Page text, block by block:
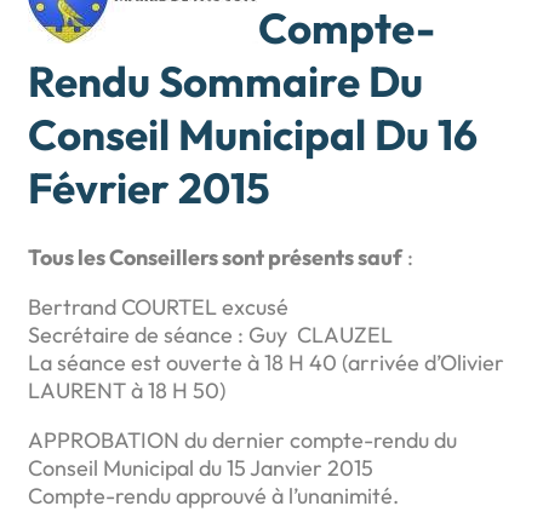
Compte-
Rendu Sommaire Du
Conseil Municipal Du 16
Février 2015
Tous les Conseillers sont présents sauf:
Bertrand COURTEL excusé
Secrétaire de séance : Guy CLAUZEL
La séance est ouverte à 18 H 40 (arrivée d’Olivier
LAURENT à 18 H 50)
APPROBATION du dernier compte-rendu du
Conseil Municipal du 15 Janvier 2015
Compte-rendu approuvé à l’unanimité.